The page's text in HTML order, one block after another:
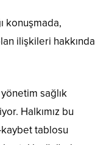
konuşmada,
ilişkileri hakkında
sağlık
Halkımız bu
tablosu